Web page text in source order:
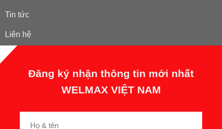
Tin tức
Liên hệ
Đăng ký nhận thông tin mới nhất
WELMAX VIỆT NAM